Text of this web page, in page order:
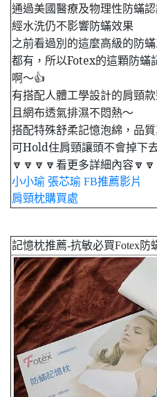
通過美國醫療及物理性防蟎
經水洗仍不影響防蟎效果
之前看過別的這麼高級的防
都有，所以Fotex的這顆防蟎
啊～👍
有搭配人體工學設計的肩頸
且網布透氣排濕不悶熱～
搭配特殊舒柔記憶泡綿，品
可Hold住肩頸讓頭不會掉下
🔽🔽🔽🔽看更多詳細內容
小小瑜 張芯瑜 FB推薦影片
肩頸枕購買處
記憶枕推薦-抗敏必買Fotex防